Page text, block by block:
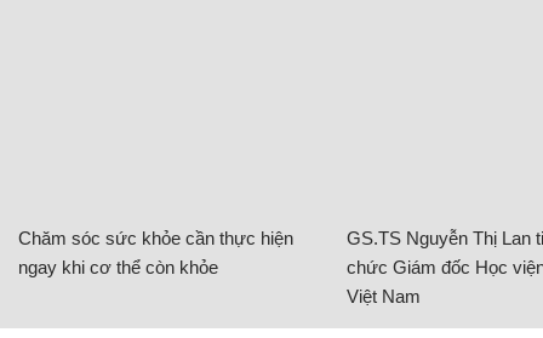
Chăm sóc sức khỏe cần thực hiện
ngay khi cơ thể còn khỏe
GS.TS Nguyễn Thị Lan
chức Giám đốc Học
Việt Nam